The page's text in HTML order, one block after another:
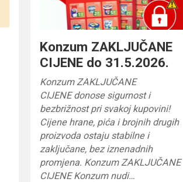
Konzum ZAKLJUČANE
CIJENE do 31.5.2026.
Konzum ZAKLJUČANE
CIJENE donose sigurnost i
bezbrižnost pri svakoj kupovini!
Cijene hrane, pića i brojnih drugih
proizvoda ostaju stabilne i
zaključane, bez iznenadnih
promjena. Konzum ZAKLJUČANE
CIJENE Konzum nudi…